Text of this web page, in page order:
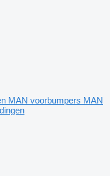
MAN voorbumpers MAN